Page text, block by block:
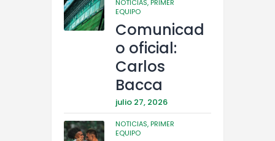
NOTICIAS,PRIMER
EQUIPO
Comunicad
o oficial:
Carlos
Bacca
julio 27, 2026
NOTICIAS,PRIMER
EQUIPO